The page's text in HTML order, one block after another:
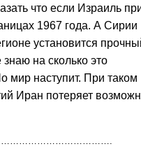
что если Израиль
1967 года. А Сирии
установится
на сколько это
мир наступит. При таком
Иран потеряет